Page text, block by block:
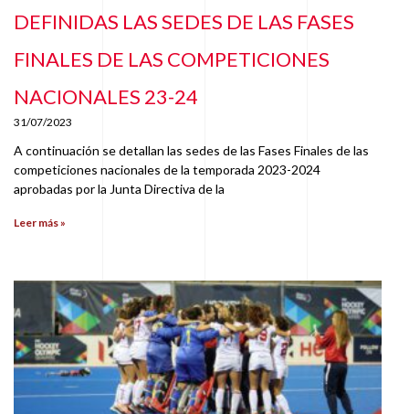
DEFINIDAS LAS SEDES DE LAS FASES
FINALES DE LAS COMPETICIONES
NACIONALES 23-24
31/07/2023
A continuación se detallan las sedes de las Fases Finales de las
competiciones nacionales de la temporada 2023-2024
aprobadas por la Junta Directiva de la
Leer más »